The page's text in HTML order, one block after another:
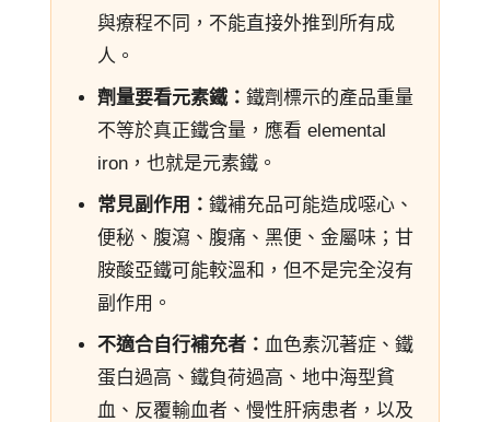
與療程不同，不能直接外推到所有成
人。
劑量要看元素鐵： 鐵劑標示的產品重量
不等於真正鐵含量，應看 elemental
iron，也就是元素鐵。
常見副作用： 鐵補充品可能造成噁心、
便秘、腹瀉、腹痛、黑便、金屬味；甘
胺酸亞鐵可能較溫和，但不是完全沒有
副作用。
不適合自行補充者： 血色素沉著症、鐵
蛋白過高、鐵負荷過高、地中海型貧
血、反覆輸血者、慢性肝病患者，以及